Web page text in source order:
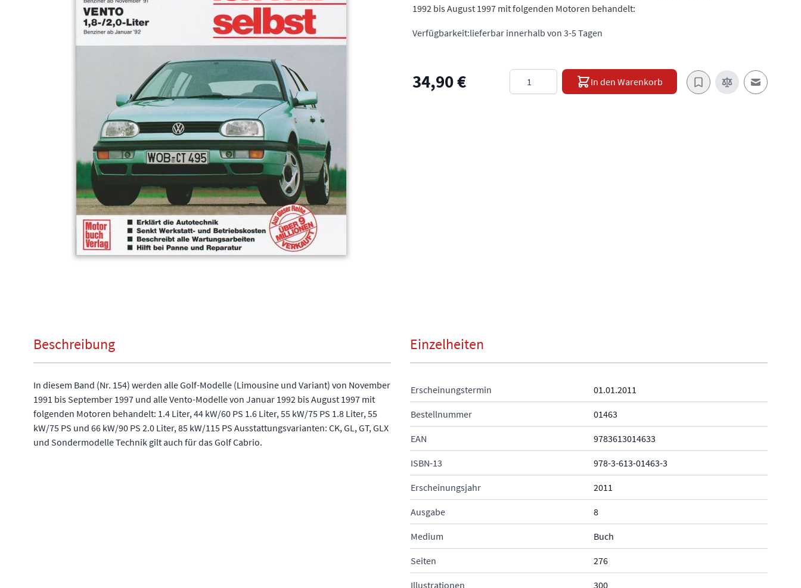
1992 bis August 1997 mit folgenden Motoren behandelt:
Verfügbarkeit:lieferbar innerhalb von 3-5 Tagen
34,90 € In den Warenkorb
E-Mail an
Beschreibung
In diesem Band (Nr. 154) werden alle Golf-Modelle (Limousine und Variant) von November
1991 bis September 1997 und alle Vento-Modelle von Januar 1992 bis August 1997 mit
folgenden Motoren behandelt: 1.4 Liter, 44 kW/60 PS 1.6 Liter, 55 kW/75 PS 1.8 Liter, 55
kW/75 PS und 66 kW/90 PS 2.0 Liter, 85 kW/115 PS Ausstattungsvarianten: CK, GL, GT, GLX
und Sondermodelle Technik gilt auch für das Golf Cabrio.
Einzelheiten
Erscheinungstermin 01.01.2011
Bestellnummer 01463
EAN 9783613014633
ISBN-13 978-3-613-01463-3
Erscheinungsjahr 2011
Ausgabe 8
Medium Buch
Seiten 276
Illustrationen 300